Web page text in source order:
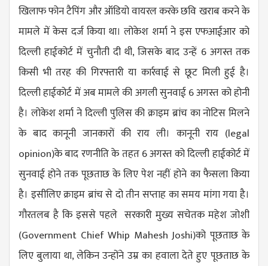
खिलाफ फोन टैपिंग और ऑडियो वायरल करके छवि खराब करने के
मामले में केस दर्ज किया था। लोकेश शर्मा ने इस एफआईआर को
दिल्ली हाईकोर्ट में चुनौती दी थी, जिसके बाद उन्हें 6 अगस्त तक
किसी भी तरह की गिरफ्तारी या कार्रवाई से छूट मिली हुई है।
दिल्ली हाईकोर्ट में अब मामले की अगली सुनवाई 6 अगस्त को होनी
है। लोकेश शर्मा ने दिल्ली पुलिस की क्राइम ब्रांच का नोटिस मिलने
के बाद कानूनी जानकारों की राय ली। कानूनी राय (legal
opinion)के बाद रणनीति के तहत 6 अगस्त को दिल्ली हाईकोर्ट में
सुनवाई होने तक पूछताछ के लिए पेश नहीं होने का फैसला किया
है। इसीलिए क्राइम ब्रांच से दो तीन सप्ताह का समय मांगा गया है।
गौरतलब है कि इससे पहले सरकारी मुख्य सचेतक महेश जोशी
(Government Chief Whip Mahesh Joshi)को पूछताछ के
लिए बुलाया था, लेकिन उन्होंने उम्र का हवाला देते हुए पूछताछ के